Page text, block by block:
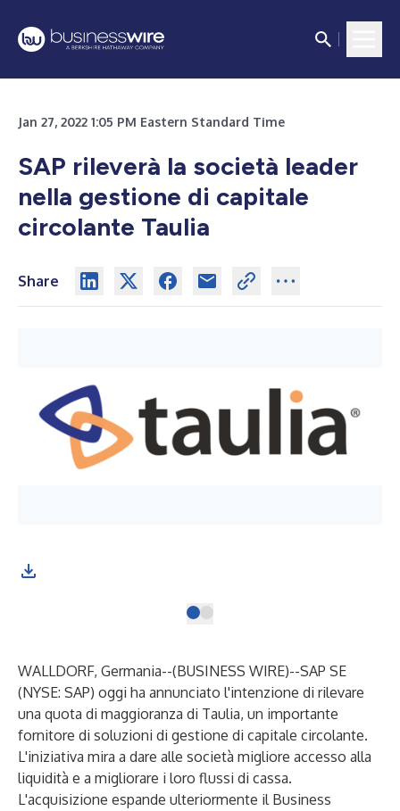
Jan 27, 2022 1:05 PM Eastern Standard Time
SAP rileverà la società leader
nella gestione di capitale
circolante Taulia
Share
WALLDORF, Germania--(BUSINESS WIRE)--SAP SE
(NYSE: SAP) oggi ha annunciato l'intenzione di rilevare
una quota di maggioranza di Taulia, un importante
fornitore di soluzioni di gestione di capitale circolante.
L'iniziativa mira a dare alle società migliore accesso alla
liquidità e a migliorare i loro flussi di cassa.
L'acquisizione espande ulteriormente il Business